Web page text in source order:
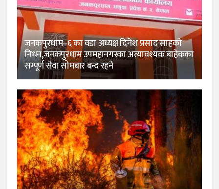
जनकपुरधाम–६ का वडा अध्यक्ष दिनेश प्रसाद साहको
निधन,जनकपुरधाम उपमहानगरका अत्यावश्यक बाहेकका
सम्पूर्ण सेवा सोमबार बन्द रहने